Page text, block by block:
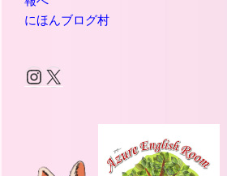
にほんブログ村
Instagram
X